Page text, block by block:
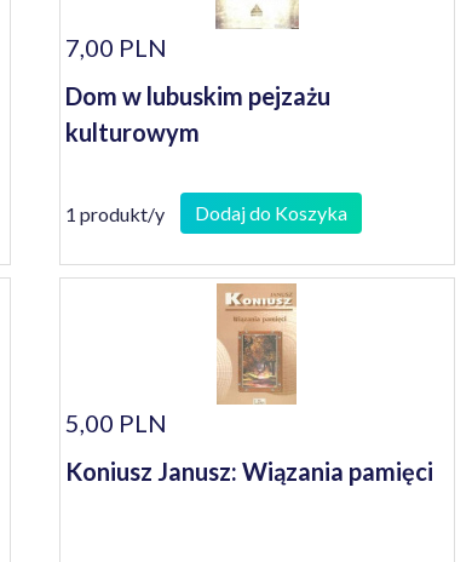
7,00 PLN
Dom w lubuskim pejzażu
kulturowym
1 produkt/y Dodaj do Koszyka
5,00 PLN
Koniusz Janusz: Wiązania pamięci